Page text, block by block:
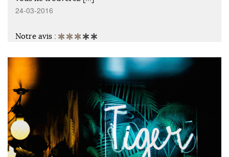
24-03-2016
Notre avis :